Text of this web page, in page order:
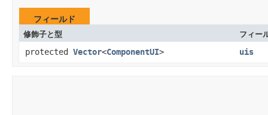
フィールド
修飾子と型 フィー
protected Vector<ComponentUI> uis